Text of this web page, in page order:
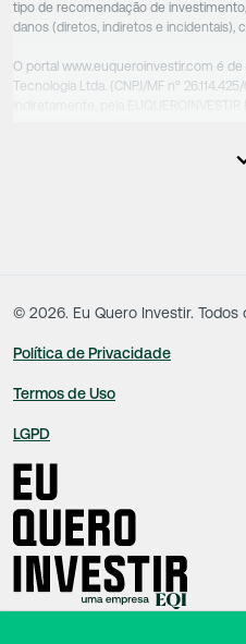
tipo de recomendação de
danos (diretos, indiretos e incidentais),
O portal www.euqueroinvestir.com é de
Tecnologia Ltda. (CNPJ/MF nº
responsáveis tecnicamente são
© 2026. Eu Quero Investir.
Política de Privacidade
Termos de Uso
LGPD